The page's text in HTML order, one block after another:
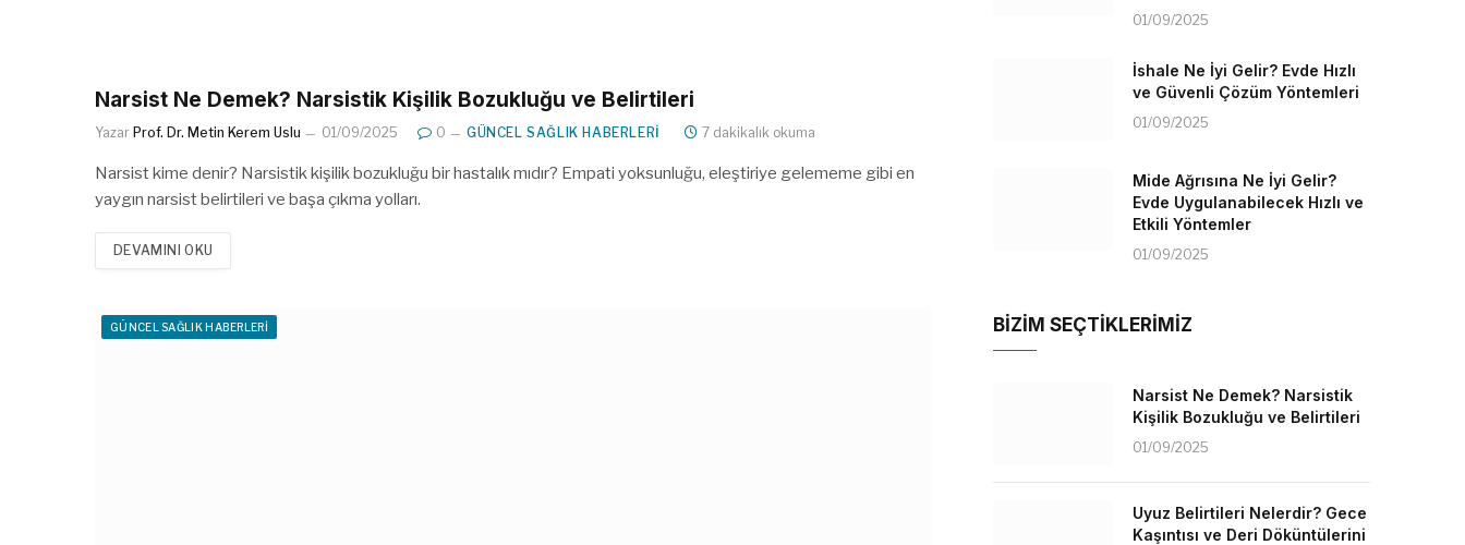
Narsist Ne Demek? Narsistik Kişilik Bozukluğu ve Belirtileri
Yazar Prof. Dr. Metin Kerem Uslu 01/09/2025 0 GÜNCEL SAĞLIK HABERLERI 7 dakikalık okuma
Narsist kime denir? Narsistik kişilik bozukluğu bir hastalık mıdır? Empati yoksunluğu, eleştiriye gelememe gibi en
yaygın narsist belirtileri ve başa çıkma yolları.
DEVAMINI OKU
GÜNCEL SAĞLIK HABERLERI
01/09/2025
İshale Ne İyi Gelir? Evde Hızlı
ve Güvenli Çözüm Yöntemleri
01/09/2025
Mide Ağrısına Ne İyi Gelir?
Evde Uygulanabilecek Hızlı ve
Etkili Yöntemler
01/09/2025
BİZİM SEÇTİKLERİMİZ
Narsist Ne Demek? Narsistik
Kişilik Bozukluğu ve Belirtileri
01/09/2025
Uyuz Belirtileri Nelerdir? Gece
Kaşıntısı ve Deri Döküntülerini